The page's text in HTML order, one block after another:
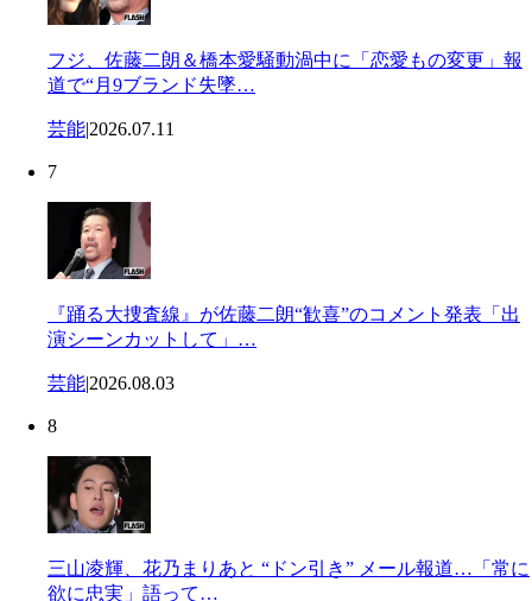
フジ、佐藤二朗＆橋本愛騒動渦中に「恋愛もの変更」報
道で“月9ブランド失墜…
芸能|2026.07.11
7
『踊る大捜査線』が佐藤二朗“歓喜”のコメント発表「出
演シーンカットして」…
芸能|2026.08.03
8
三山凌輝、花乃まりあと “ドン引き” メール報道…「常に
欲に忠実」語って…